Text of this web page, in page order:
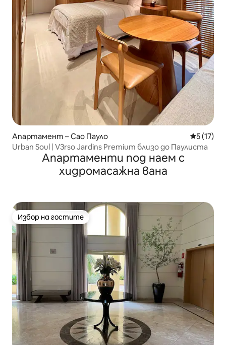
Апартамент – Сао Пауло Средна
5 (17)
Urban Soul | V3rso Jardins Premium близо до Паулиста
Апартаменти под наем с
хидромасажна вана
Избор на гостите
Избор на гостите